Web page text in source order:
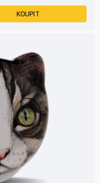
KOUPIT